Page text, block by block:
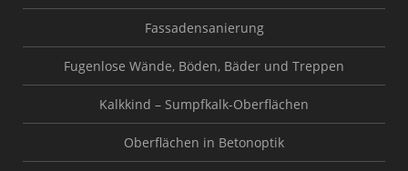
Fassadensanierung
Fugenlose Wände, Böden, Bäder und Treppen
Kalkkind – Sumpfkalk-Oberflächen
Oberflächen in Betonoptik